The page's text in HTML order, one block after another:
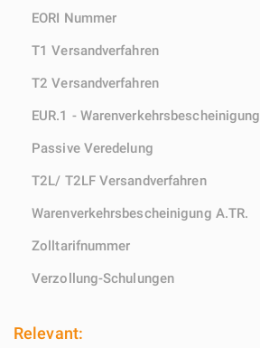
EORI Nummer
T1 Versandverfahren
T2 Versandverfahren
EUR.1 - Warenverkehrsbescheinigung
Passive Veredelung
T2L/ T2LF Versandverfahren
Warenverkehrsbescheinigung A.TR.
Zolltarifnummer
Verzollung-Schulungen
Relevant: